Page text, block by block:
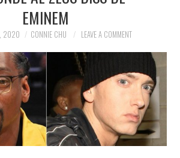
EMINEM
2020 CONNIE CHU LEAVE A COMMENT